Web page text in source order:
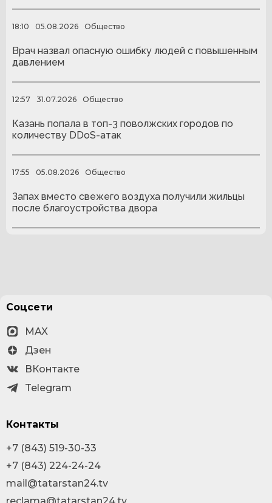
18:10 05.08.2026 Общество
Врач назвал опасную ошибку людей с повышенным
давлением
12:57 31.07.2026 Общество
Казань попала в топ-3 поволжских городов по
количеству DDoS-атак
17:55 05.08.2026 Общество
Запах вместо свежего воздуха получили жильцы
после благоустройства двора
Соцсети
MAX
Дзен
ВКонтакте
Telegram
Контакты
+7 (843) 519-30-33
+7 (843) 224-24-24
mail@tatarstan24.tv